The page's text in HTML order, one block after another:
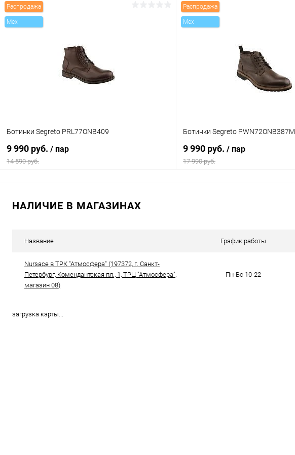
Распродажа
Mex
Ботинки Segreto PRL77ONB409
9 990 руб. / пар
14 590 руб.
40 41
Распродажа
Mex
Ботинки Segreto PWN72ONB387M
9 990 руб. / пар
17 990 руб.
НАЛИЧИЕ В МАГАЗИНАХ
Название График работы
Nursace в ТРК "Атмосфера" (197372, г. Санкт-
Петербург, Комендантская пл., 1, ТРЦ "Атмосфера",
магазин 08)
Пн-Вс 10-22
загрузка карты...